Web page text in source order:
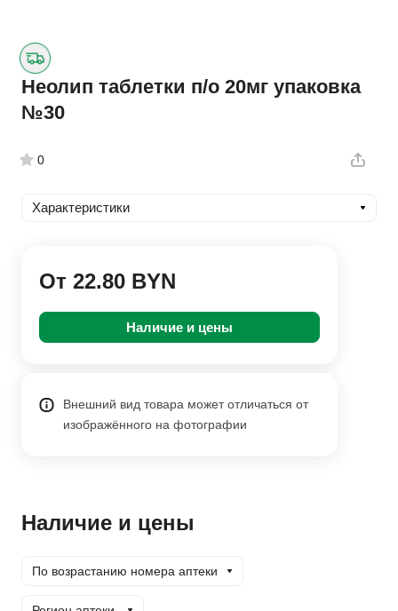
Неолип таблетки п/о 20мг упаковка
№30
0
Характеристики
От 22.80 BYN
Наличие и цены
Внешний вид товара может отличаться от
изображённого на фотографии
Наличие и цены
По возрастанию номера аптеки